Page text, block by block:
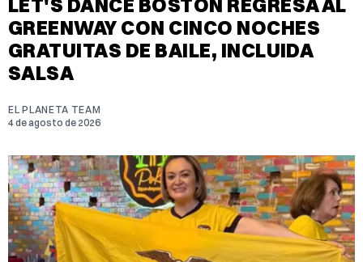
GREENWAY CON CINCO NOCHES
GRATUITAS DE BAILE, INCLUIDA
SALSA
EL PLANETA TEAM
4 de agosto de 2026